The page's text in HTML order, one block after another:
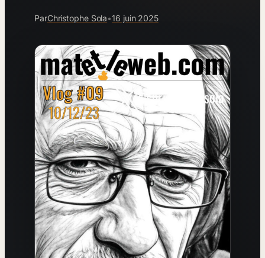
ParChristophe Sola•16 juin 2025